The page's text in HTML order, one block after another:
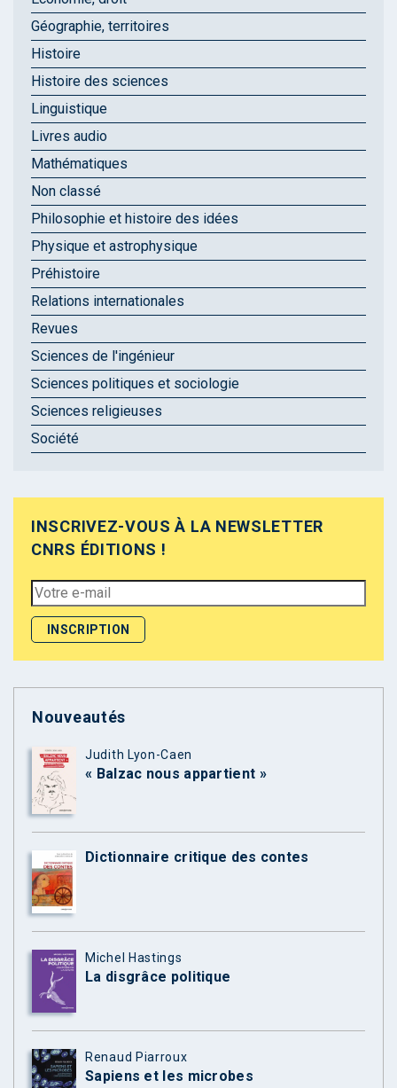
Géographie, territoires
Histoire
Histoire des sciences
Linguistique
Livres audio
Mathématiques
Non classé
Philosophie et histoire des idées
Physique et astrophysique
Préhistoire
Relations internationales
Revues
Sciences de l'ingénieur
Sciences politiques et sociologie
Sciences religieuses
Société
INSCRIVEZ-VOUS À LA NEWSLETTER
CNRS ÉDITIONS !
Nouveautés
Judith Lyon-Caen
« Balzac nous appartient »
Dictionnaire critique des contes
Michel Hastings
La disgrâce politique
Renaud Piarroux
Sapiens et les microbes